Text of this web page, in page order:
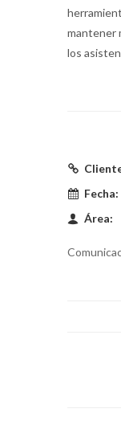
mantener
los
Fecha:
Área: